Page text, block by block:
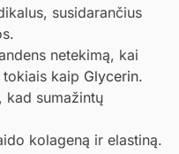
susidarančius
netekimą, kai
tokiais kaip Glycerin.
kad sumažintų
kolageną ir elastiną.